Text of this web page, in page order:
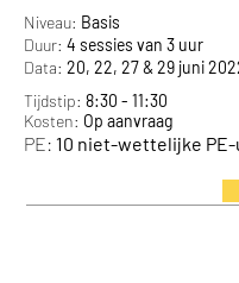
Niveau: Basis
Duur: 4 sessies van 3 uur
Data: 20, 22, 27 & 29 juni
Tijdstip: 8:30 - 11:30
Kosten: Op aanvraag
PE: 10 niet-wettelijke